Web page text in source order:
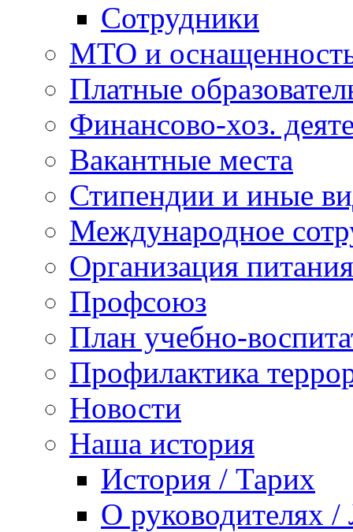
Сотрудники
МТО и
Платные
Финансово-хоз.
Вакантные места
Стипендии и иные
Международное
Организация
Профсоюз
План учебно-
Профилактика
Новости
Наша история
История / Тарих
О руководителях /